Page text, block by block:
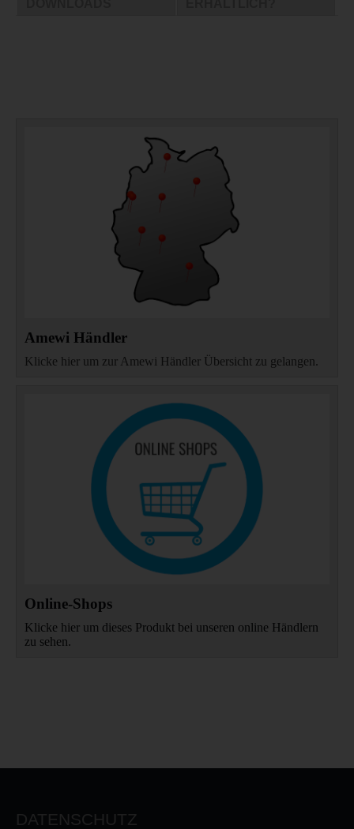
Amewi Händler
Klicke hier um zur Amewi Händler Übersicht zu gelangen.
Online-Shops
Klicke hier um dieses Produkt bei unseren online Händlern
zu sehen.
DATENSCHUTZ